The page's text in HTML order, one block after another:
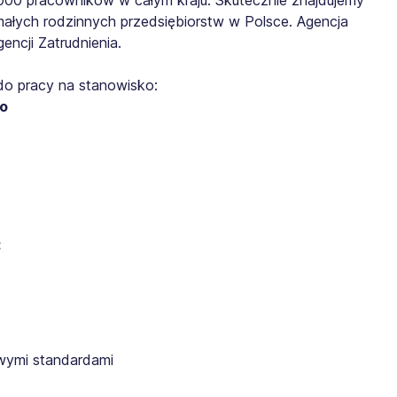
rodzinnych przedsiębiorstw w Polsce. Agencja
Zatrudnienia.
pracy na stanowisko:
standardami